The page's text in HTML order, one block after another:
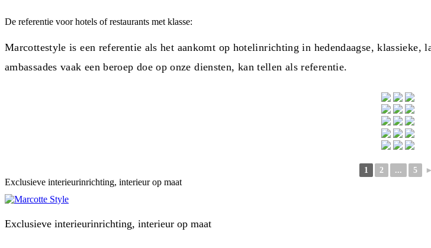
De referentie voor hotels of restaurants met klasse:
Marcottestyle is een referentie als het aankomt op hotelinrichting in hedendaagse,
ambassades vaak een beroep doe op onze diensten, kan tellen als referentie.
1 2 ... 5 ►
Exclusieve interieurinrichting, interieur op maat
Exclusieve interieurinrichting, interieur op maat